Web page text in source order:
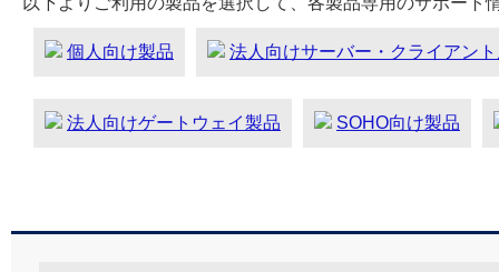
個人向け製品 法人向けサーバー・クライアン
法人向けゲートウェイ製品 SOHO向け製品